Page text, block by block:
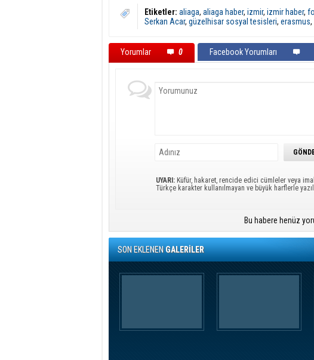
Etiketler: aliaga, aliaga haber, izmir, izmir haber,
Serkan Acar, güzelhisar sosyal tesisleri, erasmus,
Yorumlar 0 Facebook Yorumları
UYARI: Küfür, hakaret, rencide edici cümleler veya
Türkçe karakter kullanılmayan ve büyük harflerle
Bu habere henüz
SON EKLENENGALERİLER